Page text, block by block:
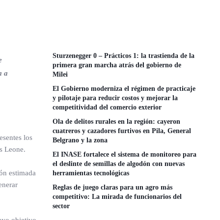
a
los
Leone.
estimada
Sturzenegger 0 – Prácticos 1: la trastienda de la
primera gran marcha atrás del gobierno de
Milei
El Gobierno moderniza el régimen de practicaje
y pilotaje para reducir costos y mejorar la
competitividad del comercio exterior
Ola de delitos rurales en la región: cayeron
cuatreros y cazadores furtivos en Pila, General
Belgrano y la zona
El INASE fortalece el sistema de monitoreo para
el deslinte de semillas de algodón con nuevas
herramientas tecnológicas
Reglas de juego claras para un agro más
competitivo: La mirada de funcionarios del
sector